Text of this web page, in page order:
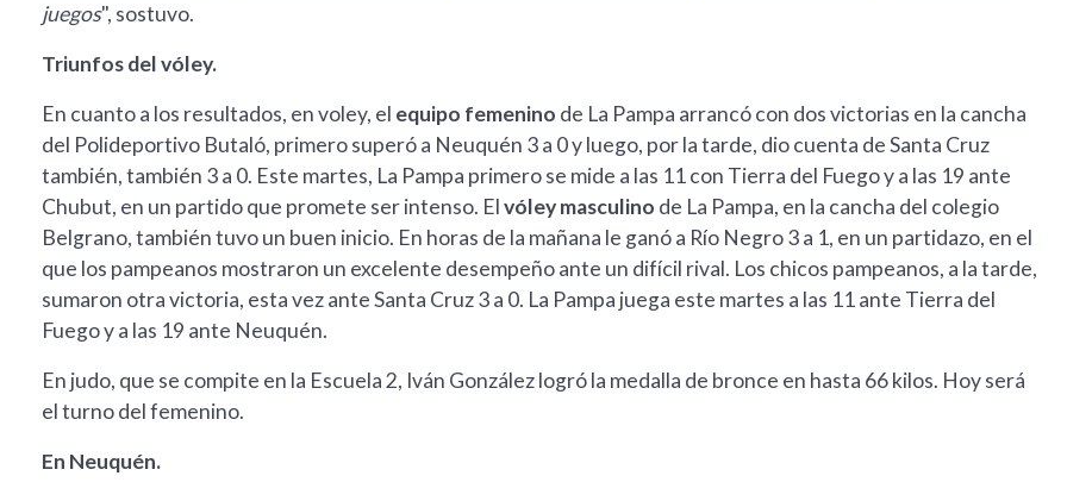
juegos", sostuvo.
Triunfos del vóley.
En cuanto a los resultados, en voley, el equipo femenino de La Pampa arrancó con dos victorias en la cancha
del Polideportivo Butaló, primero superó a Neuquén 3 a 0 y luego, por la tarde, dio cuenta de Santa Cruz
también, también 3 a 0. Este martes, La Pampa primero se mide a las 11 con Tierra del Fuego y a las 19 ante
Chubut, en un partido que promete ser intenso. Elvóley masculino de La Pampa, en la cancha del colegio
Belgrano, también tuvo un buen inicio. En horas de la mañana le ganó a Río Negro 3 a 1, en un partidazo, en el
que los pampeanos mostraron un excelente desempeño ante un difícil rival. Los chicos pampeanos, a la tarde,
sumaron otra victoria, esta vez ante Santa Cruz 3 a 0. La Pampa juega este martes a las 11 ante Tierra del
Fuego y a las 19 ante Neuquén.
En judo, que se compite en la Escuela 2, Iván González logró la medalla de bronce en hasta 66 kilos. Hoy será
el turno del femenino.
En Neuquén.